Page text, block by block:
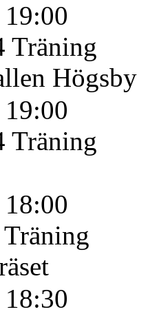
Träning
Högsby
Träning
Träning